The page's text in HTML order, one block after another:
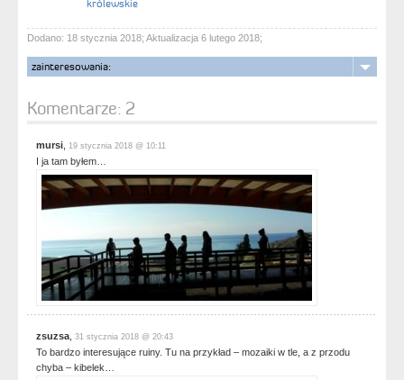
królewskie
Dodano: 18 stycznia 2018; Aktualizacja 6 lutego 2018;
zainteresowania:
Komentarze: 2
mursi 19 stycznia 2018 @ 10:11
I ja tam byłem…
zsuzsa 31 stycznia 2018 @ 20:43
To bardzo interesujące ruiny. Tu na przykład – mozaiki w tle, a z przodu
chyba – kibelek…